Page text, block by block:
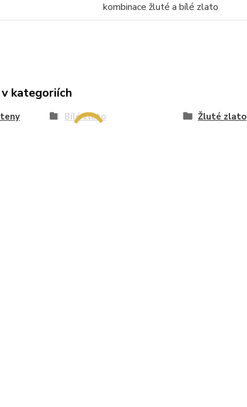
kombinace žluté a bílé zlato
kategoriích
Bílé zlato Žluté zlato